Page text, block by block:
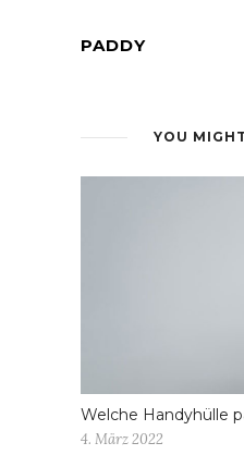
PADDY
YOU
Welche Handyhülle
4. März 2022